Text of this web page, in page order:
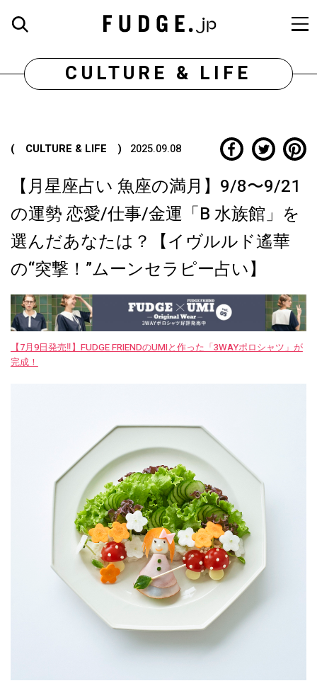
CULTURE & LIFE
( CULTURE & LIFE ) 2025.09.08
【月星座占い 魚座の満月】9/8〜9/21
の運勢 恋愛/仕事/金運「B 水族館」を
選んだあなたは？【イヴルルド遙華
の“突撃！”ムーンセラピー占い】
【7月9日発売‼︎】FUDGE FRIENDのUMIと作った「3WAYポロシャツ」が
完成！